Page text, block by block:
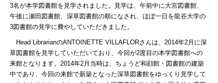
3名が本学図書館を見学されました。見学は、午前中に大宮図書館、
午後に瀬田図書館、深草図書館の順になされ、ほぼ一日を龍谷大学の
3図書館の見学に費やしていただきました。
Head LibrarianのANTOINETTE VILLAFLORさんは、 2014年2 月に深
草図書館を見学していただいており、今回が2度目の本学図書館への
来館となります。 2014年2 月当時は、ちょうど和顔館・図書館の建築
中であり、今回の来館で新築となった深草図書館をゆっくり見学して